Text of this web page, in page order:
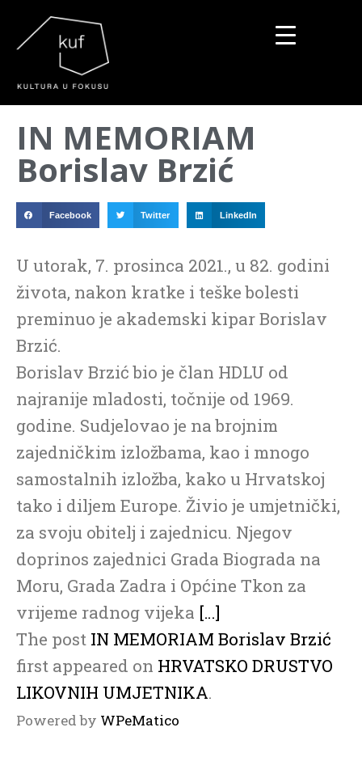
IN MEMORIAM
Borislav Brzić
Facebook Twitter LinkedIn
U utorak, 7. prosinca 2021., u 82. godini
života, nakon kratke i teške bolesti
preminuo je akademski kipar Borislav
Brzić.
Borislav Brzić bio je član HDLU od
najranije mladosti, točnije od 1969.
godine. Sudjelovao je na brojnim
zajedničkim izložbama, kao i mnogo
samostalnih izložba, kako u Hrvatskoj
tako i diljem Europe. Živio je umjetnički,
za svoju obitelj i zajednicu. Njegov
doprinos zajednici Grada Biograda na
Moru, Grada Zadra i Općine Tkon za
vrijeme radnog vijeka […]
The post IN MEMORIAM Borislav Brzić
first appeared on HRVATSKO DRUSTVO
LIKOVNIH UMJETNIKA.
Powered by WPeMatico
▼
▼